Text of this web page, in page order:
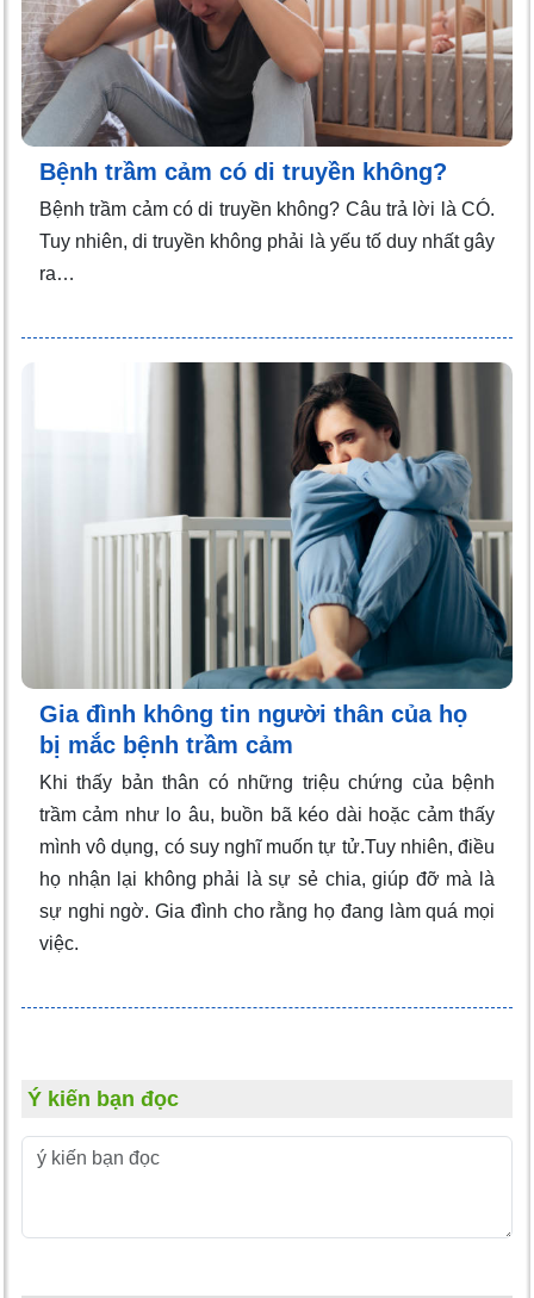
Bệnh trầm cảm có di truyền không?
Bệnh trầm cảm có di truyền không? Câu trả lời là CÓ.
Tuy nhiên, di truyền không phải là yếu tố duy nhất gây
ra…
Gia đình không tin người thân của họ
bị mắc bệnh trầm cảm
Khi thấy bản thân có những triệu chứng của bệnh
trầm cảm như lo âu, buồn bã kéo dài hoặc cảm thấy
mình vô dụng, có suy nghĩ muốn tự tử.Tuy nhiên, điều
họ nhận lại không phải là sự sẻ chia, giúp đỡ mà là
sự nghi ngờ. Gia đình cho rằng họ đang làm quá mọi
việc.
Ý kiến bạn đọc